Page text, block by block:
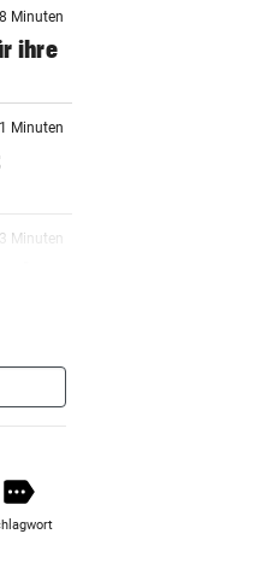
Minuten
ihre
Minuten
Minuten
Minuten